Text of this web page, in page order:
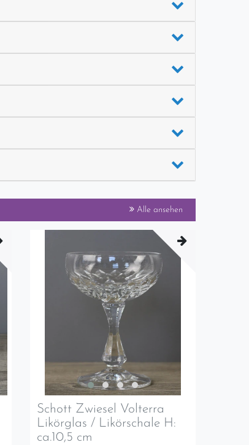
Alle ansehen
Schott Zwiesel Volterra
Likörglas / Likörschale H:
ca.10,5 cm